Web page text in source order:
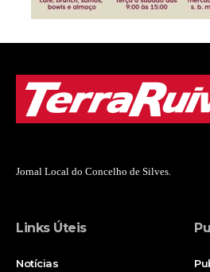
Jornal Local do Concelho de Silves.
Links Úteis
Notícias